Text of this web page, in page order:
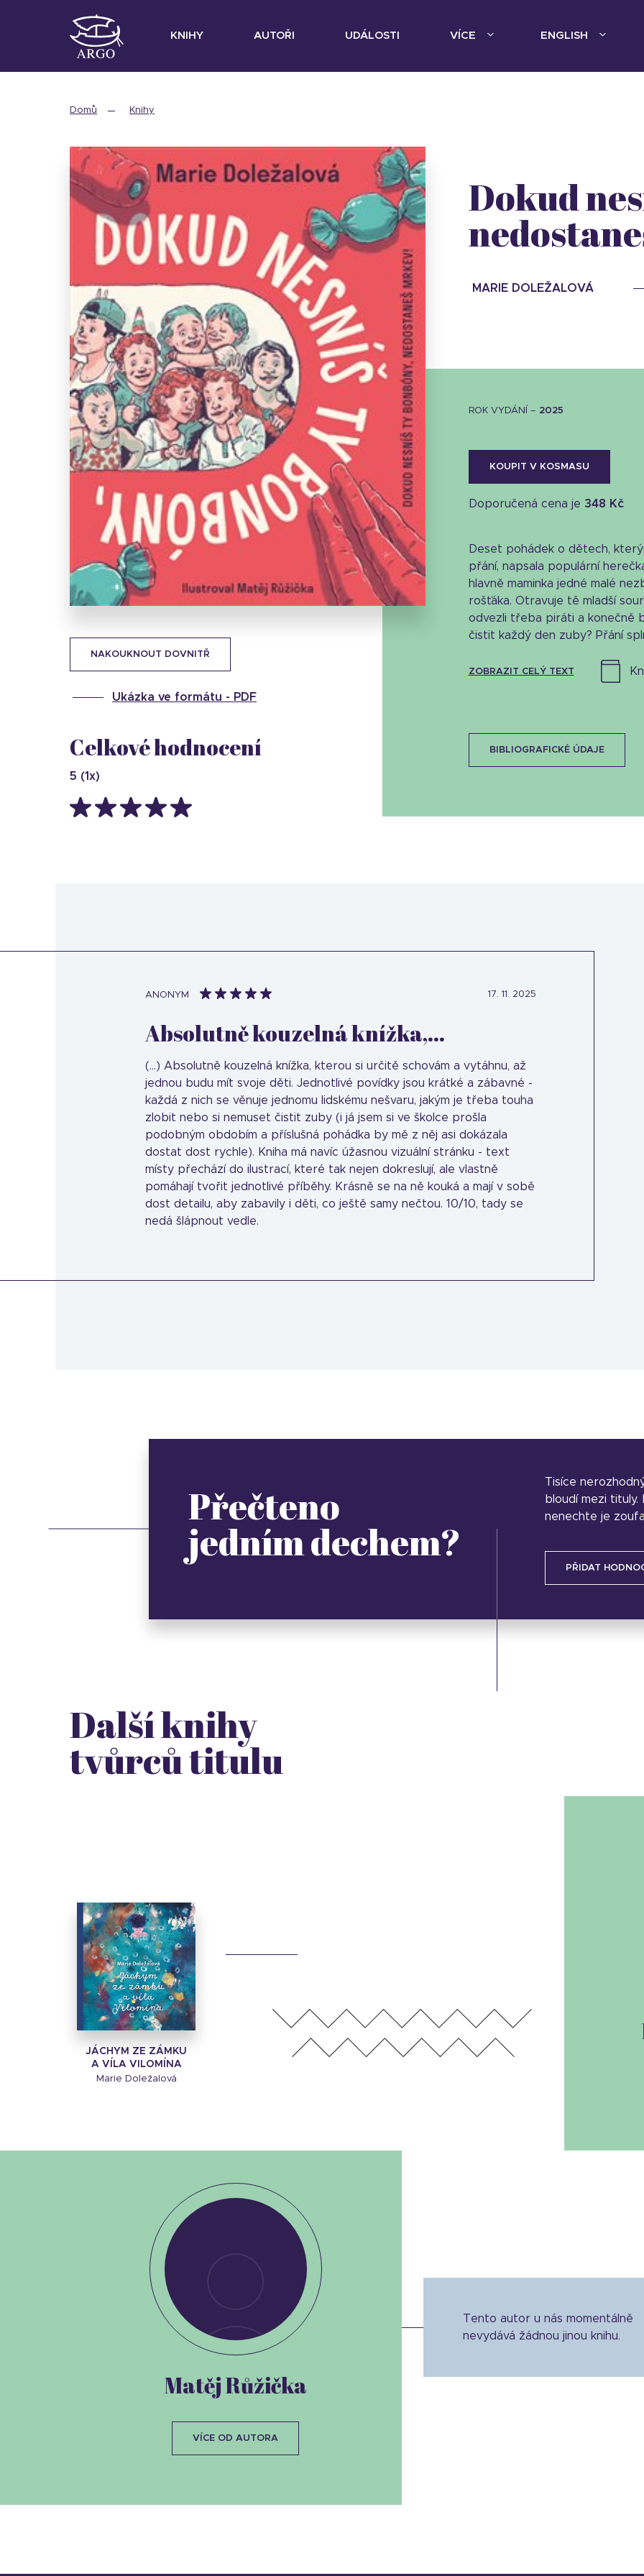
KNIHY AUTOŘI UDÁLOSTI VÍCE ENGLISH
Domů Knihy
Stáhnout obálku
NAKOUKNOUT DOVNITŘ
Ukázka ve formátu - PDF
Dokud
MARIE DOLEŽALOVÁ
ROK VYDÁNÍ – 2025
KOUPIT V KOSMASU
Doporučená cena je 348 Kč
Deset pohádek o dětech,
přání, napsala populární
hlavně maminka jedné malé
rošťáka. Otravuje tě mladší
odvezli třeba piráti a konečně
čistit každý den zuby? Přání
ZOBRAZIT CELÝ TEXT
BIBLIOGRAFICKÉ ÚDAJE
Celkové hodnocení
5 (1x)
ANONYM 17. 11. 2025
Absolutně kouzelná knížka,...
(...) Absolutně kouzelná knížka, kterou si určitě schovám a vytáhnu, až
jednou budu mít svoje děti. Jednotlivé povídky jsou krátké a zábavné -
každá z nich se věnuje jednomu lidskému nešvaru, jakým je třeba touha
zlobit nebo si nemuset čistit zuby (i já jsem si ve školce prošla
podobným obdobím a příslušná pohádka by mě z něj asi dokázala
dostat dost rychle). Kniha má navíc úžasnou vizuální stránku - text
místy přechází do ilustrací, které tak nejen dokreslují, ale vlastně
pomáhají tvořit jednotlivé příběhy. Krásně se na ně kouká a mají v sobě
dost detailu, aby zabavily i děti, co ještě samy nečtou. 10/10, tady se
nedá šlápnout vedle.
Přečteno
jedním dechem?
Tisíce
bloudí mezi
nenechte je
PŘIDAT
Další knihy
tvůrců titulu
JÁCHYM ZE ZÁMKU
A VÍLA VILOMÍNA
Marie Doležalová
Tento autor u nás momentálně
nevydává žádnou jinou knihu.
Matěj Růžička
VÍCE OD AUTORA